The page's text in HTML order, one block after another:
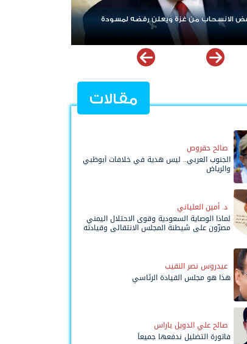
رفضه لمسودة
ردا على «خروقات» حزب الله.. إسرائيل تشن
لبنان
مقالات
صالح حقروص
الجنوب العربي.. ليس هدية في خلافات أبوظبي
والرياض
د. أمين العلياني
لماذا الوصاية السعودية وقوى الاحتلال اليمني
مصرّون على شيطنة المجلس الانتقالي وقيادته
عيدروس نصر النقيب
هذا هو مجلس القيادة الرئاسي
صالح علي الدويل باراس
فاتورة التضليل ندفعها جميعاً